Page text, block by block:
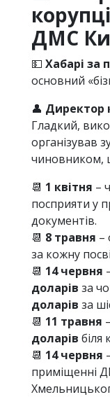
ДМС
💵 Хабарі за
основний
👤 Директор
Гладкий,
організував
чиновником,
📆 1 квітня –
посприяти у
документів.
📆 8 травня –
за кожну
📆 14 червня
доларів за
доларів за
📆 11 травня
доларів біля
📆 14 червня
приміщенні